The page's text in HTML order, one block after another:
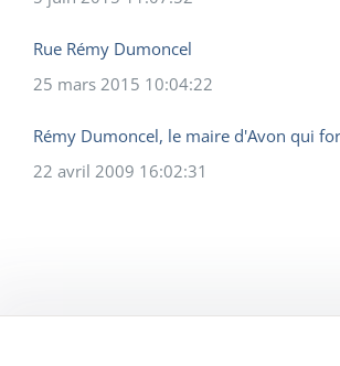
Rue Rémy Dumoncel
25 mars 2015 10:04:22
Rémy Dumoncel, le maire d'Avon qui
22 avril 2009 16:02:31